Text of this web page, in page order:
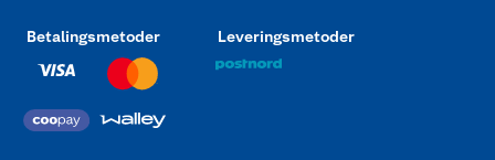
Betalingsmetoder Leveringsmetoder